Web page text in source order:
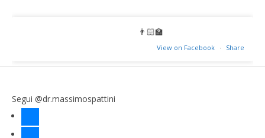
👨🏻‍🏫
View on Facebook · Share
Segui @dr.massimospattini